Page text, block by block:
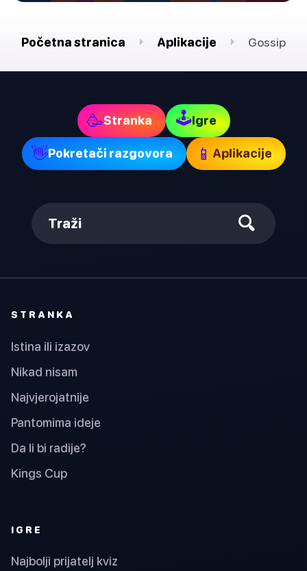
Početna stranica Aplikacije Gossip
🥳Stranka 🕹Igre
👋Pokretači razgovora 📱 Aplikacije
Traži
STRANKA
Istina ili izazov
Nikad nisam
Najvjerojatnije
Pantomima ideje
Da li bi radije?
Kings Cup
IGRE
Najbolji prijatelj kviz